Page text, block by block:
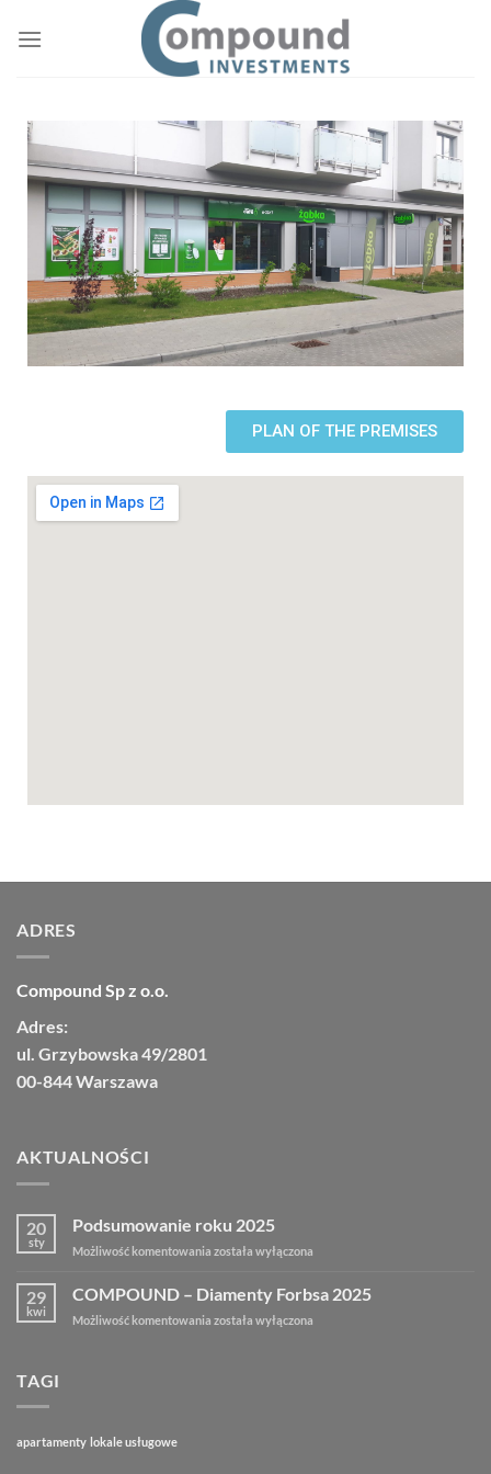
PLAN OF THE PREMISES
ADRES
Compound Sp z o.o.
Adres:
ul. Grzybowska 49/2801
00-844 Warszawa
AKTUALNOŚCI
20
sty
Podsumowanie roku 2025
Możliwość komentowania została wyłączona
29
kwi
COMPOUND – Diamenty Forbsa 2025
Możliwość komentowania została wyłączona
TAGI
apartamenty lokale usługowe